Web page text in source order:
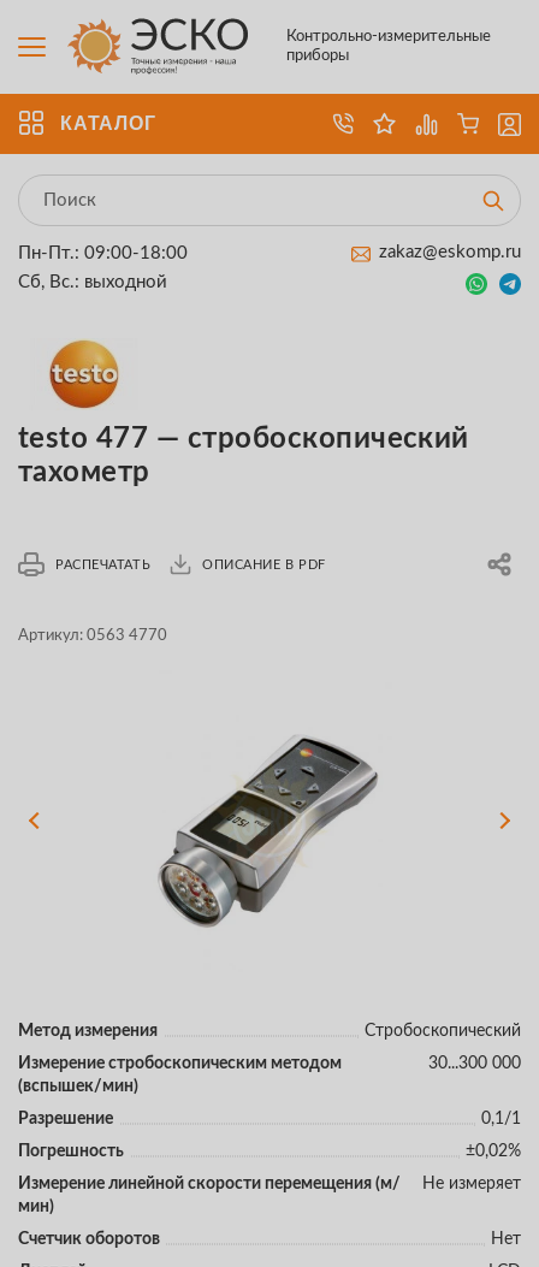
Контрольно-измерительные
приборы
КАТАЛОГ
Пн-Пт.: 09:00-18:00
Сб, Вс.: выходной
zakaz@eskomp.ru
testo 477 — стробоскопический
тахометр
РАСПЕЧАТАТЬ ОПИСАНИЕ В PDF
Артикул: 0563 4770
Метод измерения
Стробоскопический
Измерение стробоскопическим методом
(вспышек/мин)
30...300 000
Разрешение
0,1/1
Погрешность
±0,02%
Измерение линейной скорости перемещения (м/
мин)
Не измеряет
Счетчик оборотов
Нет